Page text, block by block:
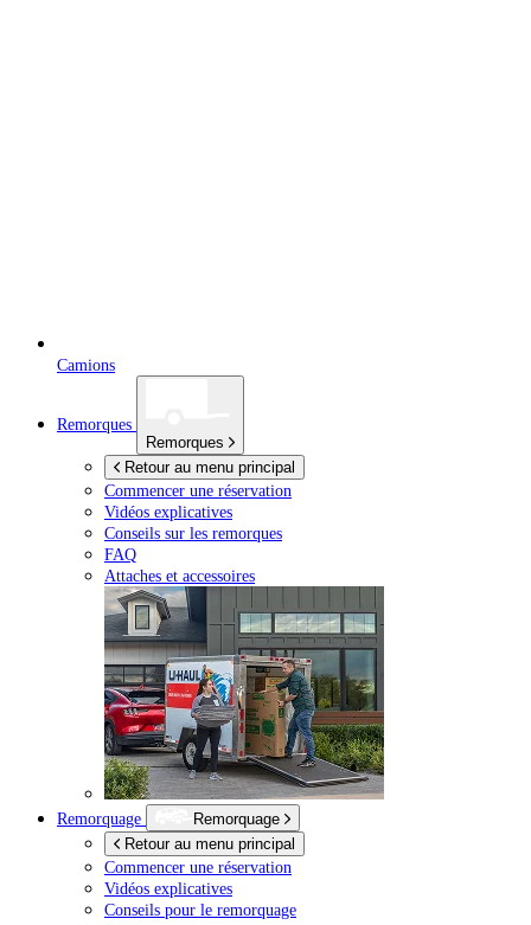
Camions
Remorques
Remorques
Retour au menu principal
Commencer une réservation
Vidéos explicatives
Conseils sur les remorques
FAQ
Attaches et accessoires
Remorquage
Remorquage
Retour au menu principal
Commencer une réservation
Vidéos explicatives
Conseils pour le remorquage